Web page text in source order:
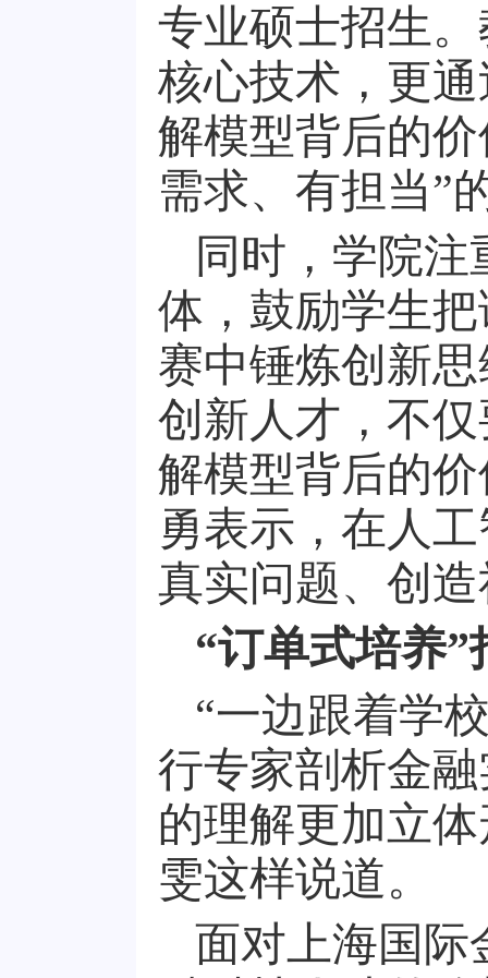
专业硕士招生
核心技术，更
解模型背后的
需求、有担当”
同时，学院
体，鼓励学生
赛中锤炼创新
创新人才，不
解模型背后的
勇表示，在人
真实问题、创
“订单式培养”
“一边跟着学
行专家剖析金
的理解更加立
雯这样说道。
面对上海国际